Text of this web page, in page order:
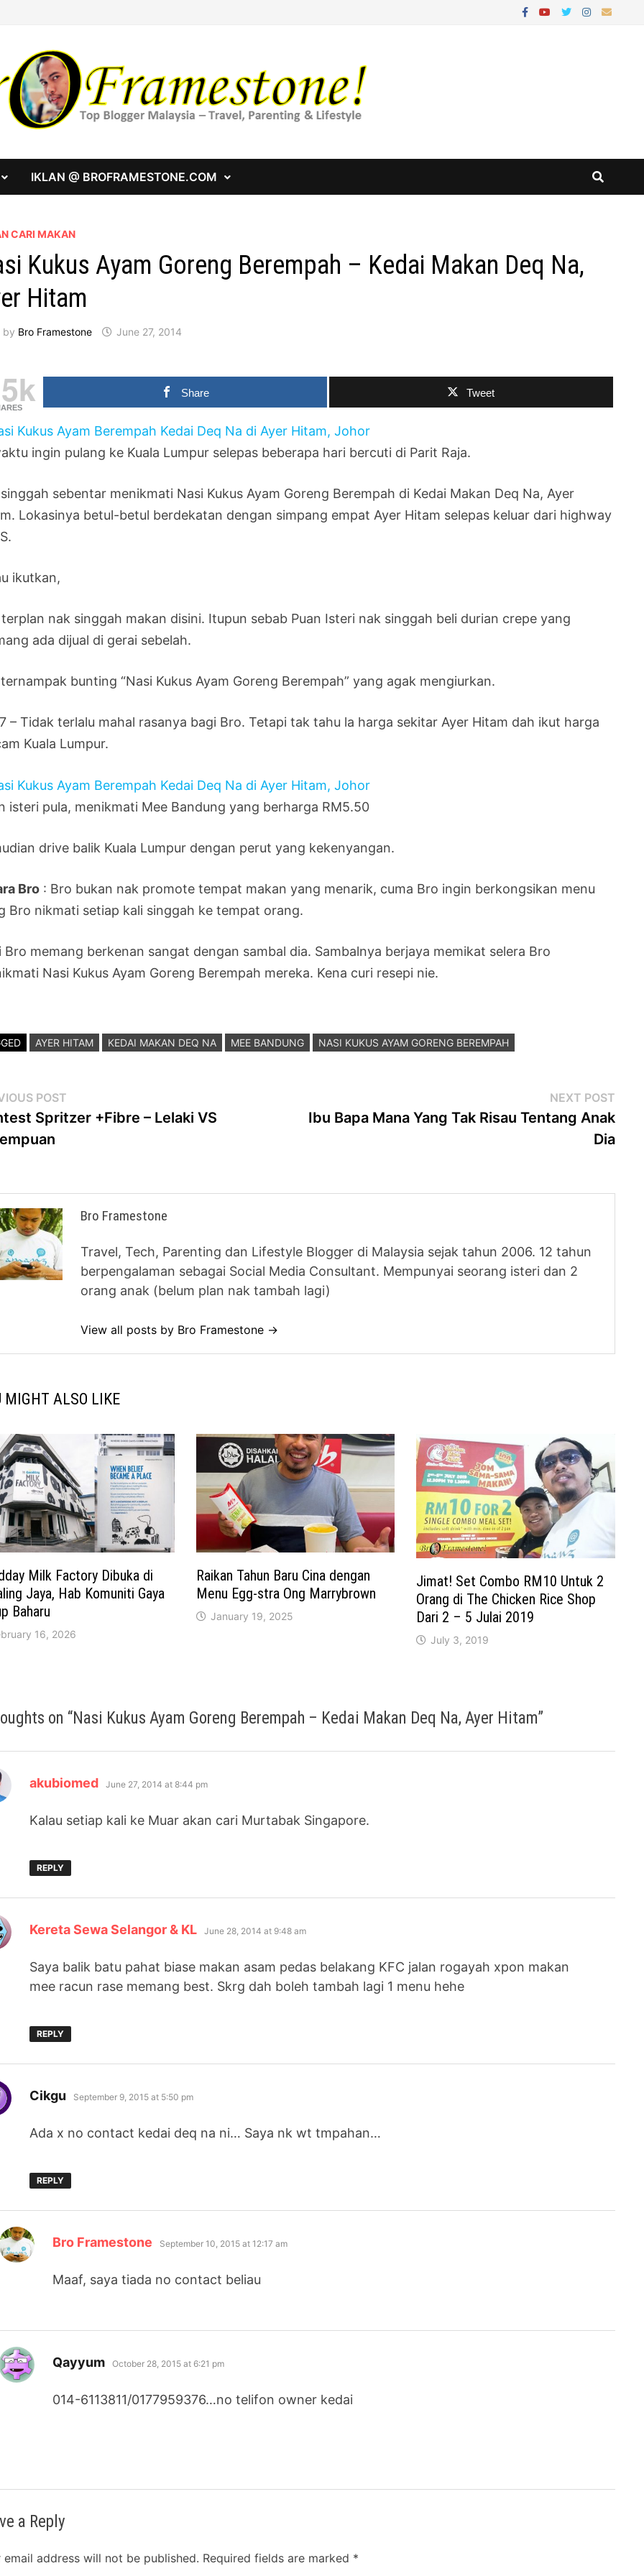
IKLAN @ BROFRAMESTONE.COM
CARI MAKAN
Kukus Ayam Goreng Berempah – Kedai Makan Deq Na,
Hitam
by Bro Framestone June 27, 2014
Share Tweet
ingin pulang ke Kuala Lumpur selepas beberapa hari bercuti di Parit Raja.
sebentar menikmati Nasi Kukus Ayam Goreng Berempah di Kedai Makan Deq Na, Ayer
Lokasinya betul-betul berdekatan dengan simpang empat Ayer Hitam selepas keluar dari highway
ikutkan,
nak singgah makan disini. Itupun sebab Puan Isteri nak singgah beli durian crepe yang
ada dijual di gerai sebelah.
bunting “Nasi Kukus Ayam Goreng Berempah” yang agak mengiurkan.
– Tidak terlalu mahal rasanya bagi Bro. Tetapi tak tahu la harga sekitar Ayer Hitam dah ikut harga
Kuala Lumpur.
isteri pula, menikmati Mee Bandung yang berharga RM5.50
drive balik Kuala Lumpur dengan perut yang kekenyangan.
Bro : Bro bukan nak promote tempat makan yang menarik, cuma Bro ingin berkongsikan menu
Bro nikmati setiap kali singgah ke tempat orang.
Bro memang berkenan sangat dengan sambal dia. Sambalnya berjaya memikat selera Bro
Nasi Kukus Ayam Goreng Berempah mereka. Kena curi resepi nie.
AYER HITAM KEDAI MAKAN DEQ NA MEE BANDUNG NASI KUKUS AYAM GORENG BEREMPAH
POST
post:
Spritzer +Fibre – Lelaki VS
NEXT POSTNext
Ibu Bapa Mana Yang Tak Risau Tentang Anak
Dia
Bro Framestone
Travel, Tech, Parenting dan Lifestyle Blogger di Malaysia sejak tahun 2006. 12 tahun
berpengalaman sebagai Social Media Consultant. Mempunyai seorang isteri dan 2
orang anak (belum plan nak tambah lagi)
View all posts by Bro Framestone →
MIGHT ALSO LIKE
Milk Factory Dibuka di
Jaya, Hab Komuniti Gaya
Baharu
16, 2026
Raikan Tahun Baru Cina dengan
Menu Egg-stra Ong Marrybrown
January 19, 2025
Jimat! Set Combo RM10 Untuk 2
Orang di The Chicken Rice Shop
Dari 2 – 5 Julai 2019
July 3, 2019
on “Nasi Kukus Ayam Goreng Berempah – Kedai Makan Deq Na, Ayer Hitam”
akubiomed says:
June 27, 2014 at 8:44 pm
Kalau setiap kali ke Muar akan cari Murtabak Singapore.
REPLY
Kereta Sewa Selangor & KL says:
June 28, 2014 at 9:48 am
Saya balik batu pahat biase makan asam pedas belakang KFC jalan rogayah xpon makan
mee racun rase memang best. Skrg dah boleh tambah lagi 1 menu hehe
REPLY
Cikgu says:
September 9, 2015 at 5:50 pm
Ada x no contact kedai deq na ni… Saya nk wt tmpahan…
REPLY
Bro Framestone says:
September 10, 2015 at 12:17 am
Maaf, saya tiada no contact beliau
Qayyum says:
October 28, 2015 at 6:21 pm
014-6113811/0177959376…no telifon owner kedai
a Reply
email address will not be published. Required fields are marked *